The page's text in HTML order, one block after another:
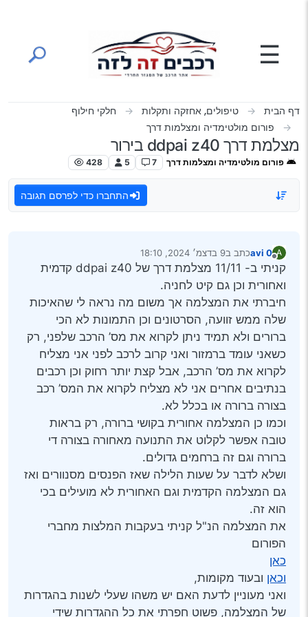
☰
דף הבית טיפולים, אחזקה ותקלות
חלקי חילוף
פורום מולטימדיה ומצלמות דרך
מצלמת דרך ddpai z40 בירור
פורום מולטימדיה ומצלמות דרך 7
5
428
התחברו כדי לפרסם תגובה
A
מנותק
avi 0כתב ב9 בדצמ׳ 2024, 18:10
נערך לאחרונה על ידי
קניתי ב- 11/11 מצלמת דרך של ddpai z40 קדמית
ואחורית וכן גם קיט לחניה.
חיברתי את המצלמה אך משום מה נראה לי שהאיכות
שלה ממש זוועה, הסרטונים וכן התמונות לא הכי
ברורים ולא תמיד ניתן לקרוא את מס’ הרכב שלפני, רק
כשאני עומד ברמזור ואני קרוב לרכב לפני אני מצליח
לקרוא את מס’ הרכב, אבל קצת יותר רחוק וכן רכבים
בנתיבים אחרים אני לא מצליח לקרוא את המס’ רכב
בצורה ברורה או בכלל לא.
וכמו כן המצלמה אחורית בקושי ברורה, רק בראות
טובה אפשר לקלוט את התנועה מאחורה בצורה די
ברורה וגם זה ברחמים גדולים.
ושלא לדבר על שעות הלילה שאז הפנסים מסנוורים ואז
גם המצלמה הקדמית וגם האחורית לא מועילים בכי
הוא זה.
את המצלמה הנ"ל קניתי בעקבות המלצות מחברי
הפורום
כאן
וכאן ובעוד מקומות,
ואני מעוניין לדעת האם יש משהו שעלי לשנות בהגדרות
של המצלמה, פשוט חפרתי את כל ההגדרות שידי